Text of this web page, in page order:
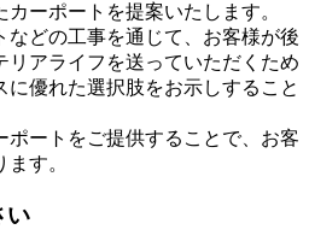
ーポートを提案いたします。
などの工事を通じて、お客様が後
リアライフを送っていただくため
に優れた選択肢をお示しすること
ポートをご提供することで、お客
す。
い